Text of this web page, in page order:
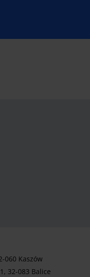
060 Kaszów
32-083 Balice